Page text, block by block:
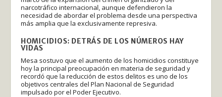
narcotráfico internacional, aunque defendieron la
necesidad de abordar el problema desde una perspectiva
más amplia que la exclusivamente represiva.
HOMICIDIOS: DETRÁS DE LOS NÚMEROS HAY
VIDAS
Mesa sostuvo que el aumento de los homicidios constituye
hoy la principal preocupación en materia de seguridad y
recordó que la reducción de estos delitos es uno de los
objetivos centrales del Plan Nacional de Seguridad
impulsado por el Poder Ejecutivo.